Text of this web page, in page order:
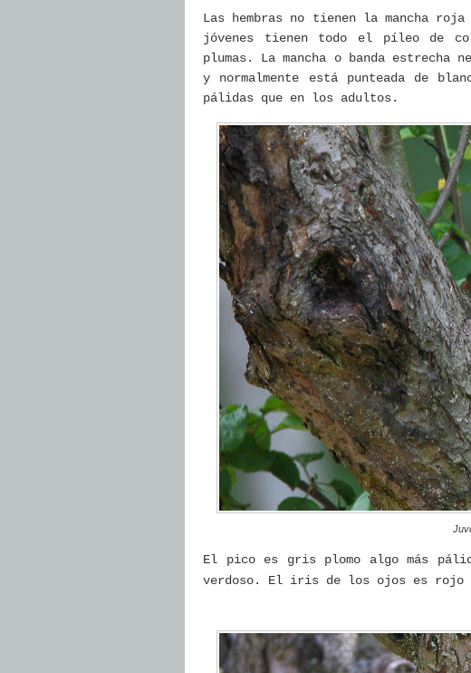
Las hembras no tienen la mancha
jóvenes tienen todo el píleo de
plumas. La mancha o banda
y normalmente está punteada de
pálidas que en los adultos.
El pico es gris plomo algo más
verdoso. El iris de los ojos es rojo